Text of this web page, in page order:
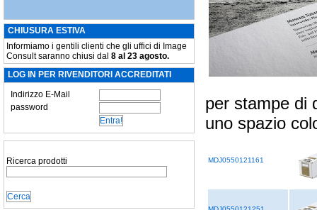
CHIUSURA ESTIVA
Informiamo i gentili clienti che gli uffici di Image
Consult saranno chiusi dal 8 al 23 agosto.
LOG IN PER RIVENDITORI ACCREDITATI
Indirizzo E-Mail
password
Ricerca prodotti
per stampe di
uno spazio
MDJ0550121161